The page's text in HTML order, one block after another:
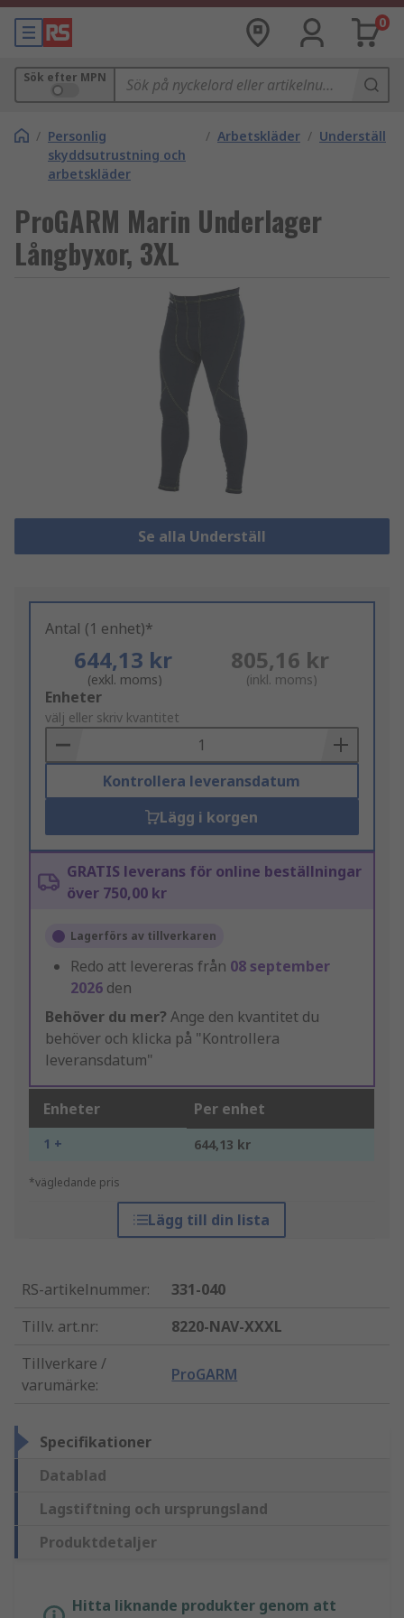
0
Sök efter MPN
/ Personlig
skyddsutrustning och
arbetskläder
/ Arbetskläder / Underställ
ProGARM Marin Underlager
Långbyxor, 3XL
Se alla Underställ
Antal (1 enhet)*
644,13 kr
(exkl. moms)
805,16 kr
(inkl. moms)
Add
to
Basket
Enheter
välj eller skriv kvantitet
Kontrollera leveransdatum
Lägg i korgen
GRATIS leverans för online beställningar
över 750,00 kr
Lagerförs av tillverkaren
Redo att levereras från 08 september
2026 den
Behöver du mer? Ange den kvantitet du
behöver och klicka på "Kontrollera
leveransdatum"
Enheter Per enhet
1 + 644,13 kr
*vägledande pris
Lägg till din lista
RS-artikelnummer:
331-040
Tillv. art.nr:
8220-NAV-XXXL
Tillverkare /
varumärke:
ProGARM
Specifikationer
Datablad
Lagstiftning och ursprungsland
Produktdetaljer
Hitta liknande produkter genom att